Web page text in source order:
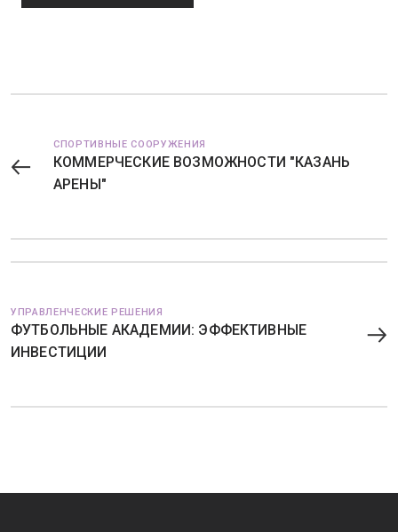
СПОРТИВНЫЕ СООРУЖЕНИЯ
КОММЕРЧЕСКИЕ ВОЗМОЖНОСТИ "КАЗАНЬ
АРЕНЫ"
УПРАВЛЕНЧЕСКИЕ РЕШЕНИЯ
ФУТБОЛЬНЫЕ АКАДЕМИИ: ЭФФЕКТИВНЫЕ
ИНВЕСТИЦИИ